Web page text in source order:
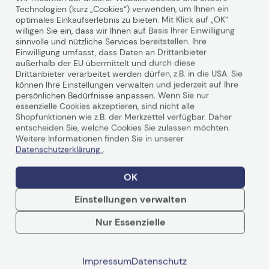
Technische Daten
Allgemein
Hersteller
HP Inc.
Herst.Art.Nr.
U31VXE
Hauptmerkmale
Electronic HP Care Pack
Plus Next Business Day
Exchange Service -
Serviceerweiterung - 3
Jahre - Lieferung
Inbegriffene Leistungen
Austausch
Weiterlesen
Bewertungen
Technologien (kurz „Cookies“) verwenden, um Ihnen ein
optimales Einkaufserlebnis zu bieten. Mit Klick auf „OK“
willigen Sie ein, dass wir Ihnen auf Basis Ihrer Einwilligung
sinnvolle und nützliche Services bereitstellen. Ihre
Einwilligung umfasst, dass Daten an Drittanbieter
außerhalb der EU übermittelt und durch diese
Drittanbieter verarbeitet werden dürfen, z.B. in die USA. Sie
können Ihre Einstellungen verwalten und jederzeit auf Ihre
persönlichen Bedürfnisse anpassen. Wenn Sie nur
essenzielle Cookies akzeptieren, sind nicht alle
Shopfunktionen wie z.B. der Merkzettel verfügbar. Daher
entscheiden Sie, welche Cookies Sie zulassen möchten.
Weitere Informationen finden Sie in unserer
Datenschutzerklärung .
OK
Einstellungen verwalten
Nur Essenzielle
ImpressumDatenschutz